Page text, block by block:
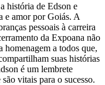
história de Edson e
e amor por Goiás. A
pessoais à carreira
da Expoana não
homenagem a todos que,
suas histórias
é um lembrete
vitais para o sucesso.